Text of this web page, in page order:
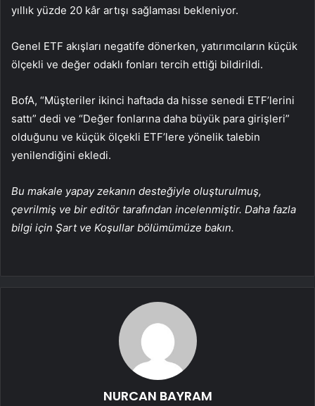
yıllık yüzde 20 kâr artışı sağlaması bekleniyor.
Genel ETF akışları negatife dönerken, yatırımcıların küçük
ölçekli ve değer odaklı fonları tercih ettiği bildirildi.
BofA, “Müşteriler ikinci haftada da hisse senedi ETF’lerini
sattı” dedi ve “Değer fonlarına daha büyük para girişleri”
olduğunu ve küçük ölçekli ETF’lere yönelik talebin
yenilendiğini ekledi.
Bu makale yapay zekanın desteğiyle oluşturulmuş,
çevrilmiş ve bir editör tarafından incelenmiştir. Daha fazla
bilgi için Şart ve Koşullar bölümümüze bakın.
NURCAN BAYRAM